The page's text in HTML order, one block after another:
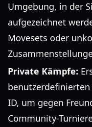
Umgebung, in der
aufgezeichnet
Movesets oder
Private Kämpfe:
ID, um gegen
Community-